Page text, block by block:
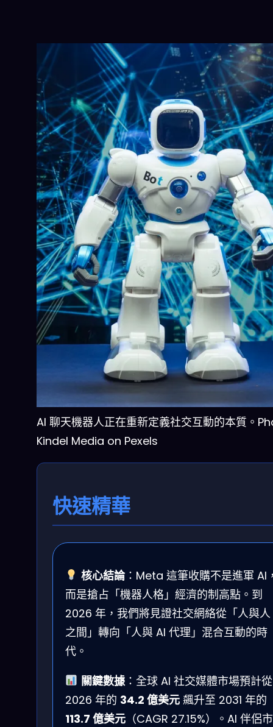
AI 聊天機器人正在重新定義社交互動的本質。
Kindel Media on Pexels
快速精華
核心結論：Meta 這筆收購不是進軍 AI
而是搶占「機器人格」經濟的制高點。到
2026 年，我們將見證社交網絡從「人與人
之間」轉向「人與 AI 代理」混合互動的時
代。
關鍵數據：全球 AI 社交媒體市場預計從
2026 年的 34.2 億美元 飆升至 2031 年的
113.7 億美元 （CAGR 27.15%）。AI 伴侶市